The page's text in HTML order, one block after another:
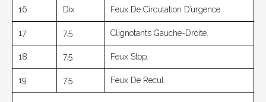
16 Dix Feux De Circulation D’urgence.
17 7.5 Clignotants Gauche-Droite.
18 7.5 Feux Stop.
19 7.5 Feux De Recul.